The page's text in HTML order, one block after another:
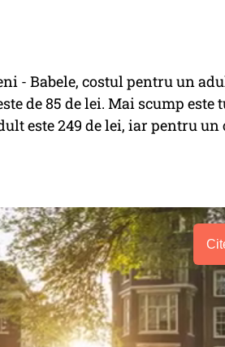
- Babele, costul pentru un
de 85 de lei. Mai scump
este 249 de lei, iar pentru un